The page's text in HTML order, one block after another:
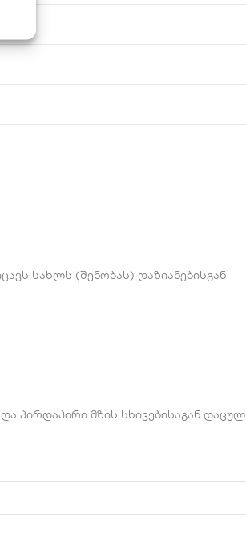
სახლს (შენობას) დაზიანებისგან
პირდაპირი მზის სხივებისაგან დაცულ